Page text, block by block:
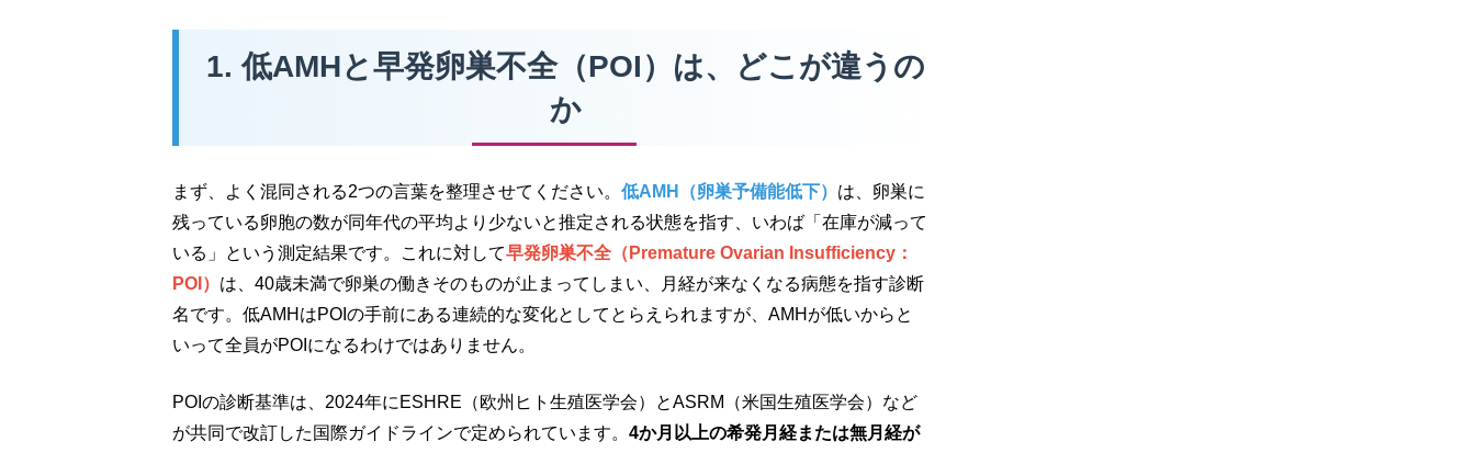
1. 低AMHと早発卵巣不全（POI）は、どこが違うの
か
まず、よく混同される2つの言葉を整理させてください。 低AMH（卵巣予備能低下） は、卵巣に
残っている卵胞の数が同年代の平均より少ないと推定される状態を指す、いわば「在庫が減って
いる」という測定結果です。これに対して早発卵巣不全（Premature Ovarian Insufficiency：
POI） は、40歳未満で卵巣の働きそのものが止まってしまい、月経が来なくなる病態を指す診断
名です。低AMHはPOIの手前にある連続的な変化としてとらえられますが、AMHが低いからと
いって全員がPOIになるわけではありません。
POIの診断基準は、2024年にESHRE（欧州ヒト生殖医学会）とASRM（米国生殖医学会）など
が共同で改訂した国際ガイドラインで定められています。 4か月以上の希発月経または無月経が